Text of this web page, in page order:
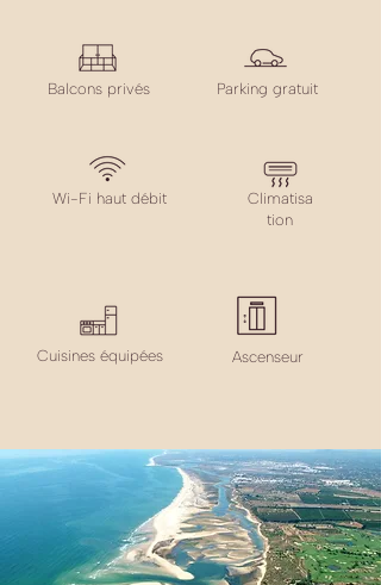
Balcons privés Parking gratuit
Wi-Fi haut débit
Climatisa
tion
Cuisines équipées Ascenseur